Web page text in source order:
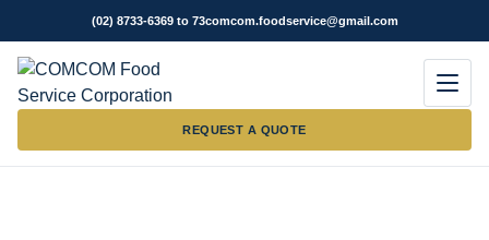
(02) 8733-6369 to 73comcom.foodservice@gmail.com
Menu
REQUEST A QUOTE